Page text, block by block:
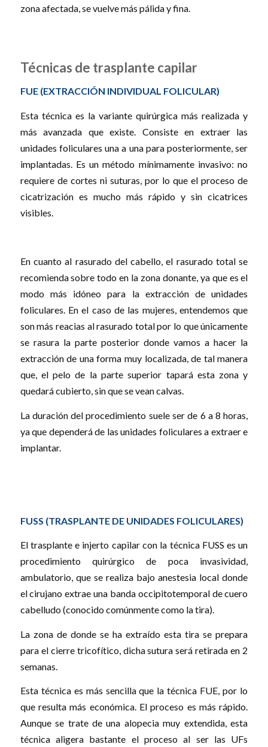
zona afectada, se vuelve más pálida y fina.
Técnicas de trasplante capilar
FUE (EXTRACCIÓN INDIVIDUAL FOLICULAR)
Esta técnica es la variante quirúrgica más realizada y
más avanzada que existe. Consiste en extraer las
unidades foliculares una a una para posteriormente, ser
implantadas. Es un método mínimamente invasivo: no
requiere de cortes ni suturas, por lo que el proceso de
cicatrización es mucho más rápido y sin cicatrices
visibles.
En cuanto al rasurado del cabello, el rasurado total se
recomienda sobre todo en la zona donante, ya que es el
modo más idóneo para la extracción de unidades
foliculares. En el caso de las mujeres, entendemos que
son más reacias al rasurado total por lo que únicamente
se rasura la parte posterior donde vamos a hacer la
extracción de una forma muy localizada, de tal manera
que, el pelo de la parte superior tapará esta zona y
quedará cubierto, sin que se vean calvas.
La duración del procedimiento suele ser de 6 a 8 horas,
ya que dependerá de las unidades foliculares a extraer e
implantar.
FUSS (TRASPLANTE DE UNIDADES FOLICULARES)
El trasplante e injerto capilar con la técnica FUSS es un
procedimiento quirúrgico de poca invasividad,
ambulatorio, que se realiza bajo anestesia local donde
el cirujano extrae una banda occipitotemporal de cuero
cabelludo (conocido comúnmente como la tira).
La zona de donde se ha extraído esta tira se prepara
para el cierre tricofítico, dicha sutura será retirada en 2
semanas.
Esta técnica es más sencilla que la técnica FUE, por lo
que resulta más económica. El proceso es más rápido.
Aunque se trate de una alopecia muy extendida, esta
técnica aligera bastante el proceso al ser las UFs